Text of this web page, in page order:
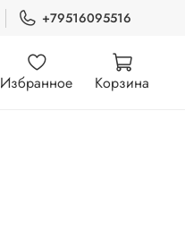
+79516095516
Избранное Корзина